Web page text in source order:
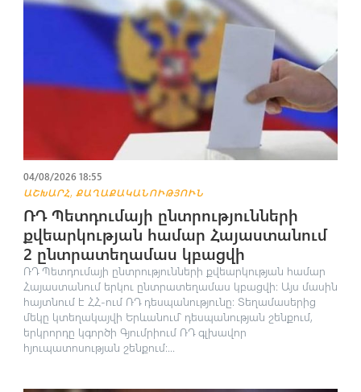
04/08/2026 18:55
ԱՇԽԱՐՀ, ՔԱՂԱՔԱԿԱՆՈՒԹՅՈՒՆ
ՌԴ Պետդումայի ընտրությունների
քվեարկության համար Հայաստանում
2 ընտրատեղամաս կբացվի
ՌԴ Պետդումայի ընտրությունների քվեարկության համար
Հայաստանում երկու ընտրատեղամաս կբացվի։ Այս մասին
հայտնում է ՀՀ-ում ՌԴ դեսպանությունը։ Տեղամասերից
մեկը կտեղակայվի Երևանում՝ դեսպանության շենքում,
երկրորդը կգործի Գյումրիում ՌԴ գլխավոր
հյուպատոսության շենքում։...